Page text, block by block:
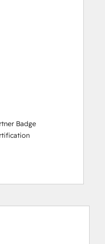
Onboarding
Onboarding
Onboarding
Onboarding
Badge
for Partners